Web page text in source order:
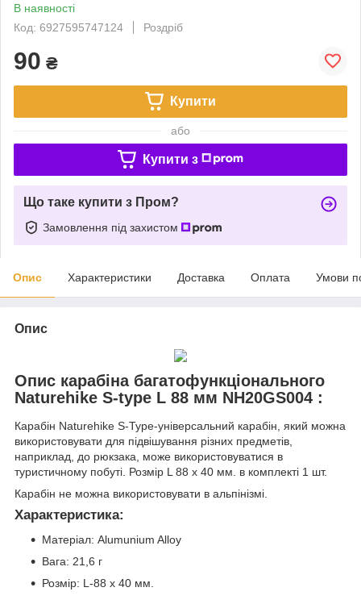
В наявності
Код: 6927595747124
Роздріб
90 ₴
Купити
або
Купити з
Що таке купити з Пром?
Замовлення під захистом
Опис Характеристики Доставка Оплата Умови
Опис
Опис карабіна багатофункціонального
Naturehike S-type L 88 мм NH20GS004 :
Карабін Naturehike S-Type-універсальний карабін, який можна
використовувати для підвішування різних предметів,
наприклад, до рюкзака, може використовуватися в
туристичному побуті. Розмір L 88 x 40 мм. в комплекті 1 шт.
Карабін не можна використовувати в альпінізмі.
Характеристика:
Матеріал: Alumunium Alloy
Вага: 21,6 г
Розмір: L-88 x 40 мм.